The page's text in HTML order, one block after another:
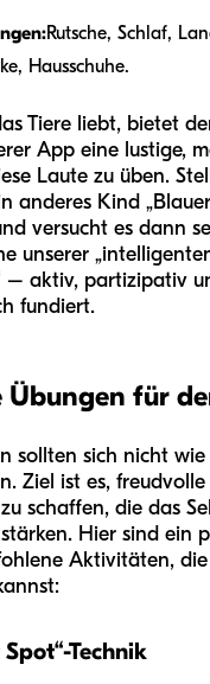
Rutsche, Schlaf,
Hausschuhe.
Tiere liebt, bietet
App eine lustige,
Laute zu üben.
anderes Kind
versucht es dann
unserer
– aktiv, partizipativ
fundiert.
für
sollten sich nicht
Ziel ist es,
schaffen, die das
Hier sind ein
Aktivitäten,
Spot“-Technik